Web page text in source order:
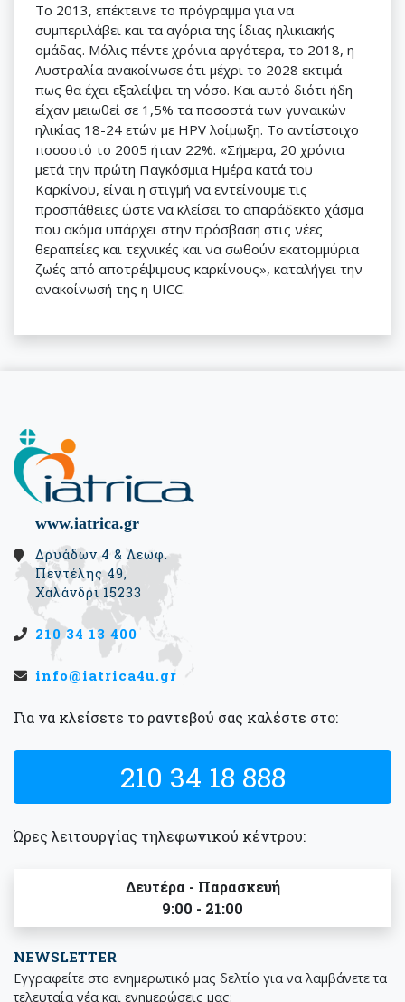
Το 2013, επέκτεινε το πρόγραμμα για να
συμπεριλάβει και τα αγόρια της ίδιας ηλικιακής
ομάδας. Μόλις πέντε χρόνια αργότερα, το 2018, η
Αυστραλία ανακοίνωσε ότι μέχρι το 2028 εκτιμά
πως θα έχει εξαλείψει τη νόσο. Και αυτό διότι ήδη
είχαν μειωθεί σε 1,5% τα ποσοστά των γυναικών
ηλικίας 18-24 ετών με HPV λοίμωξη. Το αντίστοιχο
ποσοστό το 2005 ήταν 22%. «Σήμερα, 20 χρόνια
μετά την πρώτη Παγκόσμια Ημέρα κατά του
Καρκίνου, είναι η στιγμή να εντείνουμε τις
προσπάθειες ώστε να κλείσει το απαράδεκτο χάσμα
που ακόμα υπάρχει στην πρόσβαση στις νέες
θεραπείες και τεχνικές και να σωθούν εκατομμύρια
ζωές από αποτρέψιμους καρκίνους», καταλήγει την
ανακοίνωσή της η UICC.
www.iatrica.gr
Δρυάδων 4 & Λεωφ.
Πεντέλης 49,
Χαλάνδρι 15233
210 34 13 400
info@iatrica4u.gr
Για να κλείσετε το ραντεβού σας καλέστε στο:
210 34 18 888
Ώρες λειτουργίας τηλεφωνικού κέντρου:
Δευτέρα - Παρασκευή
9:00 - 21:00
NEWSLETTER
Εγγραφείτε στο ενημερωτικό μας δελτίο για να λαμβάνετε τα
τελευταία νέα και ενημερώσεις μας: